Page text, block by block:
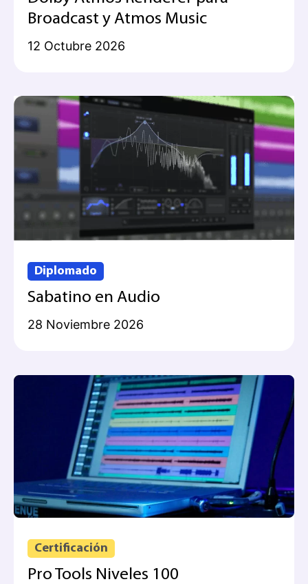
Broadcast y Atmos Music
12 Octubre 2026
Diplomado
Sabatino en Audio
28 Noviembre 2026
Certificación
Pro Tools Niveles 100